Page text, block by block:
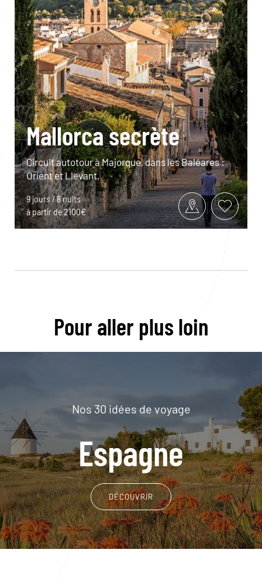
Mallorca secrète
Circuit autotour à Majorque, dans les Baléares :
Orient et Llevant.
9 jours / 8 nuits
à partir de 2100€
Pour aller plus loin
Nos 30 idées de voyage
Espagne
DÉCOUVRIR